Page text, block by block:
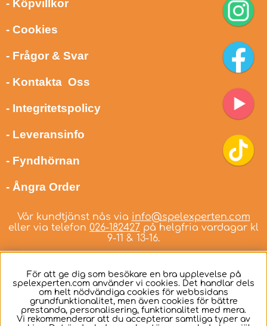
- Köpvillkor
- Cookies
- Frågor & Svar
- Kontakta Oss
- Integritetspolicy
- Leveransinfo
- Fyndhörnan
- Ångra Order
Vår kundtjänst nås via info@spelexperten.com
eller via telefon 026-182427 på helgfria vardagar kl
9-11 & 13-16.
Svenska
För att ge dig som besökare en bra upplevelse på
spelexperten.com använder vi cookies. Det handlar dels
om helt nödvändiga cookies för webbsidans
grundfunktionalitet, men även cookies för bättre
prestanda, personalisering, funktionalitet med mera.
Vi rekommenderar att du accepterar samtliga typer av